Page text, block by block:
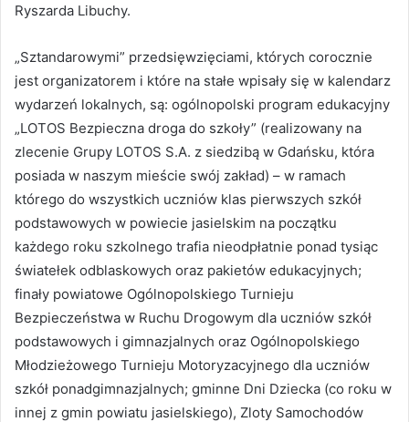
Ryszarda Libuchy.
„Sztandarowymi” przedsięwzięciami, których corocznie
jest organizatorem i które na stałe wpisały się w kalendarz
wydarzeń lokalnych, są: ogólnopolski program edukacyjny
„LOTOS Bezpieczna droga do szkoły” (realizowany na
zlecenie Grupy LOTOS S.A. z siedzibą w Gdańsku, która
posiada w naszym mieście swój zakład) – w ramach
którego do wszystkich uczniów klas pierwszych szkół
podstawowych w powiecie jasielskim na początku
każdego roku szkolnego trafia nieodpłatnie ponad tysiąc
światełek odblaskowych oraz pakietów edukacyjnych;
finały powiatowe Ogólnopolskiego Turnieju
Bezpieczeństwa w Ruchu Drogowym dla uczniów szkół
podstawowych i gimnazjalnych oraz Ogólnopolskiego
Młodzieżowego Turnieju Motoryzacyjnego dla uczniów
szkół ponadgimnazjalnych; gminne Dni Dziecka (co roku w
innej z gmin powiatu jasielskiego), Zloty Samochodów